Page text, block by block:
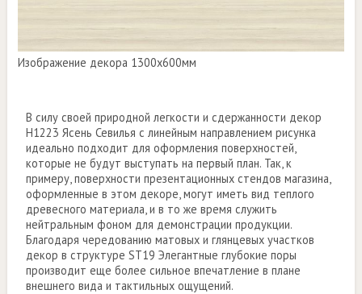
Изображение декора 1300х600мм
В силу своей природной легкости и сдержанности декор
H1223 Ясень Севилья с линейным направлением рисунка
идеально подходит для оформления поверхностей,
которые не будут выступать на первый план. Так, к
примеру, поверхности презентационных стендов магазина,
оформленные в этом декоре, могут иметь вид теплого
древесного материала, и в то же время служить
нейтральным фоном для демонстрации продукции.
Благодаря чередованию матовых и глянцевых участков
декор в структуре ST19 Элегантные глубокие поры
производит еще более сильное впечатление в плане
внешнего вида и тактильных ощущений.